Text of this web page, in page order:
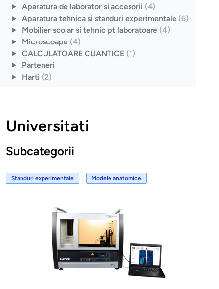
Aparatura de laborator si accesorii (4)
Aparatura tehnica si standuri experimentale (6)
Mobilier scolar si tehnic pt laboratoare (4)
Microscoape (4)
CALCULATOARE CUANTICE (1)
Parteneri
Harti (2)
Universitati
Subcategorii
Standuri experimentale Modele anatomice